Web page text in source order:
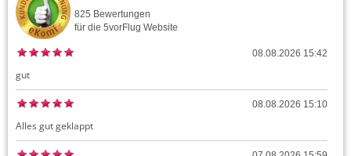
825 Bewertungen
für die 5vorFlug Website
08.08.2026 15:42
gut
08.08.2026 15:10
Alles gut geklappt